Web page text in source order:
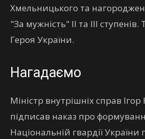
Хмельницького та
"За мужність" II та III
Героя України.
Нагадаємо
Міністр внутрішніх справ
підписав наказ про
Національній гвардії України